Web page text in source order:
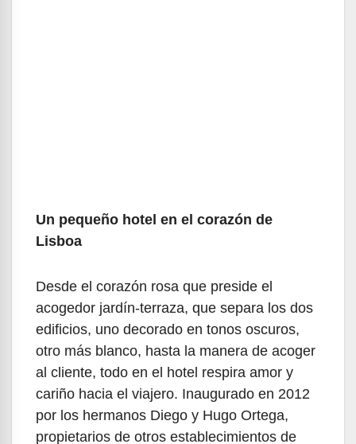
Un pequeño hotel en el corazón de
Lisboa
Desde el corazón rosa que preside el
acogedor jardín-terraza, que separa los dos
edificios, uno decorado en tonos oscuros,
otro más blanco, hasta la manera de acoger
al cliente, todo en el hotel respira amor y
cariño hacia el viajero. Inaugurado en 2012
por los hermanos Diego y Hugo Ortega,
propietarios de otros establecimientos de